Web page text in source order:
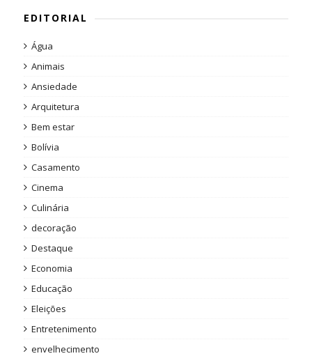
EDITORIAL
Água
Animais
Ansiedade
Arquitetura
Bem estar
Bolívia
Casamento
Cinema
Culinária
decoração
Destaque
Economia
Educação
Eleições
Entretenimento
envelhecimento